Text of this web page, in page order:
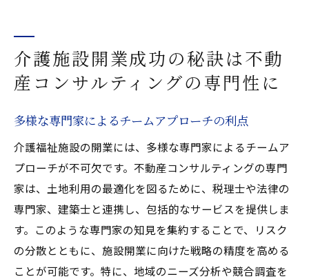
介護施設開業成功の秘訣は不動
産コンサルティングの専門性に
多様な専門家によるチームアプローチの利点
介護福祉施設の開業には、多様な専門家によるチームア
プローチが不可欠です。不動産コンサルティングの専門
家は、土地利用の最適化を図るために、税理士や法律の
専門家、建築士と連携し、包括的なサービスを提供しま
す。このような専門家の知見を集約することで、リスク
の分散とともに、施設開業に向けた戦略の精度を高める
ことが可能です。特に、地域のニーズ分析や競合調査を